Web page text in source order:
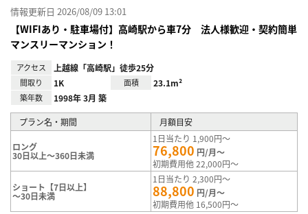
情報更新日 2026/08/09 13:01
【WIFIあり・駐車場付】高崎駅から車7分 法人様歓迎・契約簡単
マンスリーマンション！
アクセス 上越線「高崎駅」徒歩25分
間取り 1K 面積 23.1m²
築年数 1998年 3月 築
プラン名・期間 月額目安
ロング
30日以上～360日未満
1日当たり 1,900円～
76,800 円/月～
初期費用他 22,000円～
ショート【7日以上】
～30日未満
1日当たり 2,300円～
88,800 円/月～
初期費用他 16,500円～